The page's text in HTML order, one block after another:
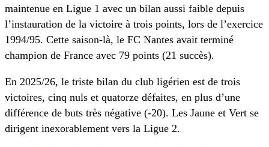
maintenue en Ligue 1 avec un bilan aussi faible depuis
l’instauration de la victoire à trois points, lors de l’exercice
1994/95. Cette saison-là, le FC Nantes avait terminé
champion de France avec 79 points (21 succès).
En 2025/26, le triste bilan du club ligérien est de trois
victoires, cinq nuls et quatorze défaites, en plus d’une
différence de buts très négative (-20). Les Jaune et Vert se
dirigent inexorablement vers la Ligue 2.